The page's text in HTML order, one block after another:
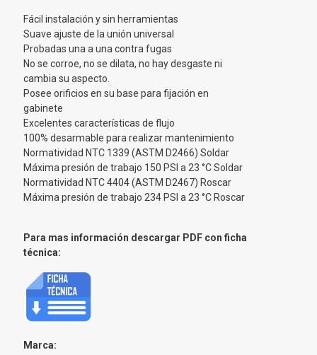
Fácil instalación y sin herramientas
Suave ajuste de la unión universal
Probadas una a una contra fugas
No se corroe, no se dilata, no hay desgaste ni
cambia su aspecto.
Posee orificios en su base para fijación en
gabinete
Excelentes características de flujo
100% desarmable para realizar mantenimiento
Normatividad NTC 1339 (ASTM D2466) Soldar
Máxima presión de trabajo 150 PSI a 23 °C Soldar
Normatividad NTC 4404 (ASTM D2467) Roscar
Máxima presión de trabajo 234 PSI a 23 °C Roscar
Para mas información descargar PDF con ficha
técnica:
Marca: